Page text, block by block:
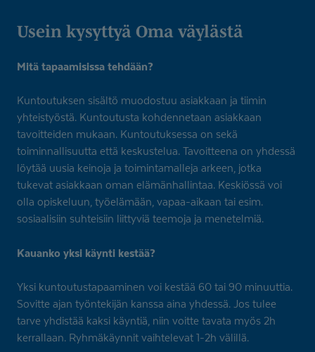
Usein kysyttyä Oma väylästä
Mitä tapaamisissa tehdään?
Kuntoutuksen sisältö muodostuu asiakkaan ja tiimin
yhteistyöstä. Kuntoutusta kohdennetaan asiakkaan
tavoitteiden mukaan. Kuntoutuksessa on sekä
toiminnallisuutta että keskustelua. Tavoitteena on yhdessä
löytää uusia keinoja ja toimintamalleja arkeen, jotka
tukevat asiakkaan oman elämänhallintaa. Keskiössä voi
olla opiskeluun, työelämään, vapaa-aikaan tai esim.
sosiaalisiin suhteisiin liittyviä teemoja ja menetelmiä.
Kauanko yksi käynti kestää?
Yksi kuntoutustapaaminen voi kestää 60 tai 90 minuuttia.
Sovitte ajan työntekijän kanssa aina yhdessä. Jos tulee
tarve yhdistää kaksi käyntiä, niin voitte tavata myös 2h
kerrallaan. Ryhmäkäynnit vaihtelevat 1-2h välillä.